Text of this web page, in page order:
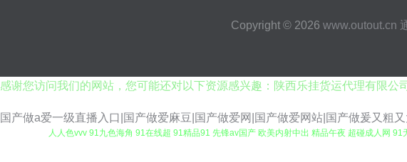
Copyright © 2026 www.outout.cn
感谢您访问我们的网站，您可能还对以下资源感兴趣：陕西乐挂货运代理有限公司
国产做a爱一级直播入口|国产做爱麻豆|国产做爱网|国产做爱网站|国产做爰又粗
人人色vvv 91九色海角 91在线超 91精品91 先锋av国产 欧美内射中出 精品午夜 超碰成人网